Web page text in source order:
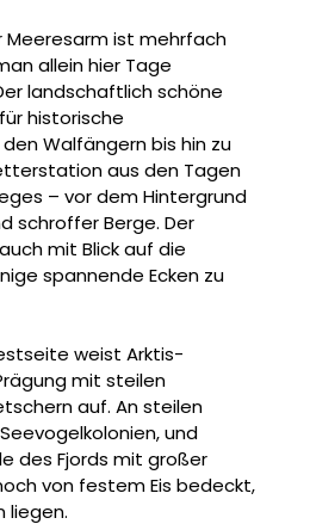
Meeresarm ist mehrfach
allein hier Tage
landschaftlichschöne
historische
Walfängern bis hin zu
aus den Tagen
– vor dem Hintergrund
schroffer Berge. Der
mit Blick auf die
spannende Ecken zu
weist Arktis-
mit steilen
auf. An steilen
und
des Fjords mit großer
von festem Eis bedeckt,
liegen.